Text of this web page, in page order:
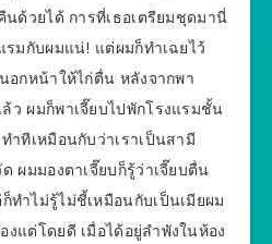
นด้วยได้ การที่เธอเตรียมชุดมานี่
รมกับผมแน่! แต่ผมก็ทำเฉยไว้
อกหน้าให้ไก่ตื่น หลังจากพา
ว ผมก็พาเจี๊ยบไปพักโรงแรมชั้น
ำทีเหมือนกับว่าเราเป็นสามี
ผมมองตาเจี๊ยบก็รู้ว่าเจี๊ยบตื่น
ทำไม่รู้ไม่ชี้เหมือนกับเป็นเมียผม
แต่โดยดี เมื่อได้อยู่ลำพังในห้อง